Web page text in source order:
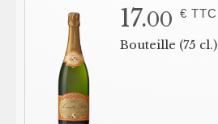
17.00 € TTC
Bouteille (75 cl.)